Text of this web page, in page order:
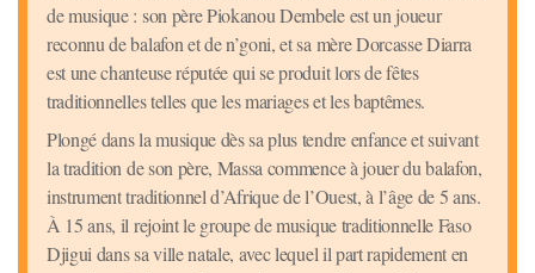
de musique : son père Piokanou Dembele est un joueur
reconnu de balafon et de n’goni, et sa mère Dorcasse Diarra
est une chanteuse réputée qui se produit lors de fêtes
traditionnelles telles que les mariages et les baptêmes.
Plongé dans la musique dès sa plus tendre enfance et suivant
la tradition de son père, Massa commence à jouer du balafon,
instrument traditionnel d’Afrique de l’Ouest, à l’âge de 5 ans.
À 15 ans, il rejoint le groupe de musique traditionnelle Faso
Djigui dans sa ville natale, avec lequel il part rapidement en